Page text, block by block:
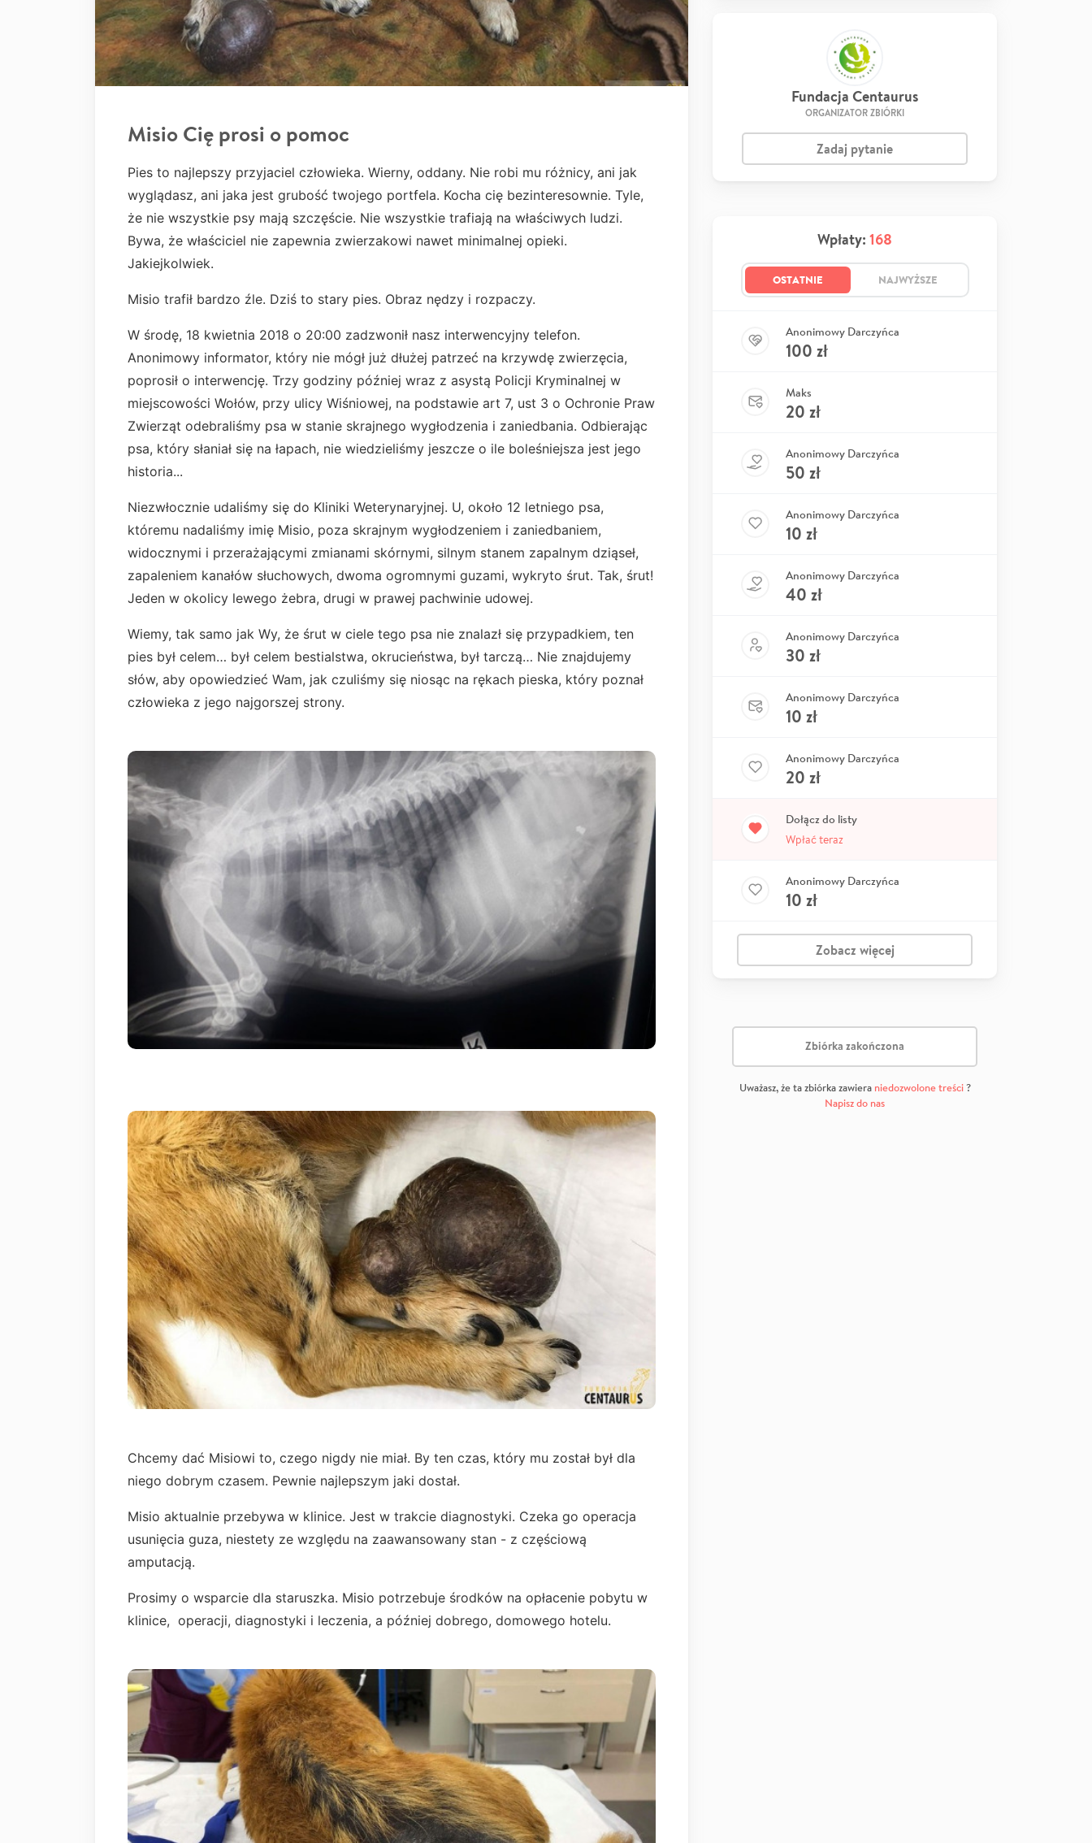
Misio Cię prosi o pomoc
Pies to najlepszy przyjaciel człowieka. Wierny, oddany. Nie robi mu różnicy, ani jak
wyglądasz, ani jaka jest grubość twojego portfela. Kocha cię bezinteresownie. Tyle,
że nie wszystkie psy mają szczęście. Nie wszystkie trafiają na właściwych ludzi.
Bywa, że właściciel nie zapewnia zwierzakowi nawet minimalnej opieki.
Jakiejkolwiek.
Misio trafił bardzo źle. Dziś to stary pies. Obraz nędzy i rozpaczy.
W środę, 18 kwietnia 2018 o 20:00 zadzwonił nasz interwencyjny telefon.
Anonimowy informator, który nie mógł już dłużej patrzeć na krzywdę zwierzęcia,
poprosił o interwencję. Trzy godziny później wraz z asystą Policji Kryminalnej w
miejscowości Wołów, przy ulicy Wiśniowej, na podstawie art 7, ust 3 o Ochronie Praw
Zwierząt odebraliśmy psa w stanie skrajnego wygłodzenia i zaniedbania. Odbierając
psa, który słaniał się na łapach, nie wiedzieliśmy jeszcze o ile boleśniejsza jest jego
historia...
Niezwłocznie udaliśmy się do Kliniki Weterynaryjnej. U, około 12 letniego psa,
któremu nadaliśmy imię Misio, poza skrajnym wygłodzeniem i zaniedbaniem,
widocznymi i przerażającymi zmianami skórnymi, silnym stanem zapalnym dziąseł,
zapaleniem kanałów słuchowych, dwoma ogromnymi guzami, wykryto śrut. Tak, śrut!
Jeden w okolicy lewego żebra, drugi w prawej pachwinie udowej.
Wiemy, tak samo jak Wy, że śrut w ciele tego psa nie znalazł się przypadkiem, ten
pies był celem… był celem bestialstwa, okrucieństwa, był tarczą… Nie znajdujemy
słów, aby opowiedzieć Wam, jak czuliśmy się niosąc na rękach pieska, który poznał
człowieka z jego najgorszej strony.
Chcemy dać Misiowi to, czego nigdy nie miał. By ten czas, który mu został był dla
niego dobrym czasem. Pewnie najlepszym jaki dostał.
Misio aktualnie przebywa w klinice. Jest w trakcie diagnostyki. Czeka go operacja
usunięcia guza, niestety ze względu na zaawansowany stan - z częściową
amputacją.
Prosimy o wsparcie dla staruszka. Misio potrzebuje środków na opłacenie pobytu w
klinice, operacji, diagnostyki i leczenia, a później dobrego, domowego hotelu.
Fundacja Centaurus
ORGANIZATOR ZBIÓRKI
Zadaj pytanie
Wpłaty: 168
OSTATNIE NAJWYŻSZE
Anonimowy Darczyńca
100 zł
Maks
20 zł
Anonimowy Darczyńca
50 zł
Anonimowy Darczyńca
10 zł
Anonimowy Darczyńca
40 zł
Anonimowy Darczyńca
30 zł
Anonimowy Darczyńca
10 zł
Anonimowy Darczyńca
20 zł
Dołącz do listy
Wpłać teraz
Anonimowy Darczyńca
10 zł
Zobacz więcej
Zbiórka zakończona
Uważasz, że ta zbiórka zawiera niedozwolone treści?
Napisz do nas